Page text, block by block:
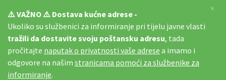
⚠️ VAŽNO ⚠️ Dostava kućne adrese -
Ukoliko su službenici za informiranje pri tijelu javne vlasti
tražili da dostavite svoju poštansku adresu, tada
pročitajte naputak o privatnosti vaše adrese a imamo i
odgovore na našim stranicama pomoći za službenike za
informiranje.
×